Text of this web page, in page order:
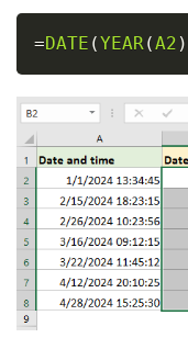
=DATE (YEAR(A2 )